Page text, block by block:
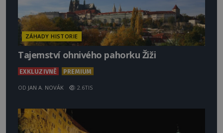
ZÁHADY HISTORIE
Tajemství ohnivého pahorku Žiži
EXKLUZIVNĚ PREMIUM
OD JAN A. NOVÁK 2.6TIS